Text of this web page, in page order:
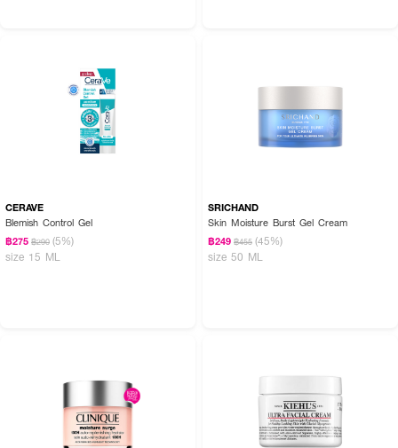
CERAVE
Blemish Control Gel
฿275 ฿290 (5%)
size 15 ML
SRICHAND
Skin Moisture Burst Gel Cream
฿249 ฿455 (45%)
size 50 ML